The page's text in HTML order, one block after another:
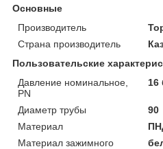
Основные
Производитель
Страна производитель
Пользовательские
Давление номинальное,
PN
16
Диаметр трубы
90
Материал
Материал зажимного